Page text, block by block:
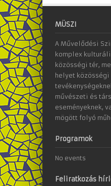
MÜSZI
A Művelődési
komplex
közösségi tér,
helyet közösségi
művészeti és
eseményeknek,
mögött folyó
Programok
No events
Feliratkozás